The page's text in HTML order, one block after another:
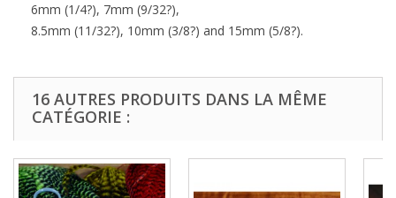
6mm (1/4?), 7mm (9/32?),
8.5mm (11/32?), 10mm (3/8?) and 15mm (5/8?).
16 AUTRES PRODUITS DANS LA MÊME
CATÉGORIE :